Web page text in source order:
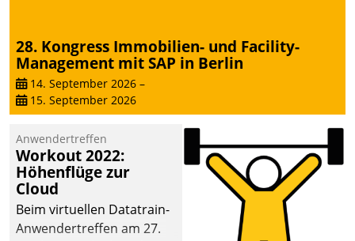
28. Kongress Immobilien- und Facility-
Management mit SAP in Berlin
14. September 2026 –
15. September 2026
Anwendertreffen
Workout 2022:
Höhenflüge zur
Cloud
Beim virtuellen Datatrain-
Anwendertreffen am 27.